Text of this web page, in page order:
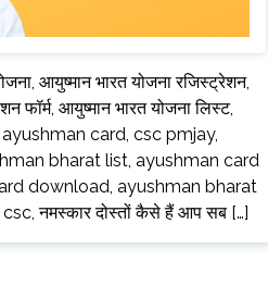
आयुष्मान भारत योजना रजिस्ट्रेशन,
फॉर्म, आयुष्मान भारत योजना लिस्ट,
ayushman card, csc pmjay,
bharat list, ayushman card
download, ayushman bharat
नमस्कार दोस्तों कैसे हैं आप सब […]